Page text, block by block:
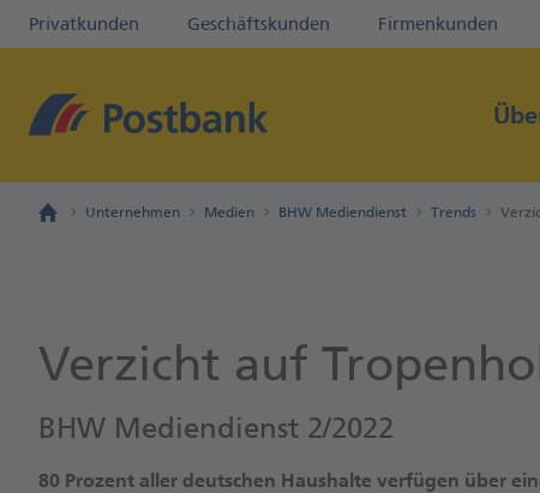
Privatkunden Geschäftskunden Firmenkunden
Unternehmen Medien BHW Mediendienst Trends
Verzicht auf
BHW Mediendienst 2/2022
80 Prozent aller deutschen Haushalte verfügen über